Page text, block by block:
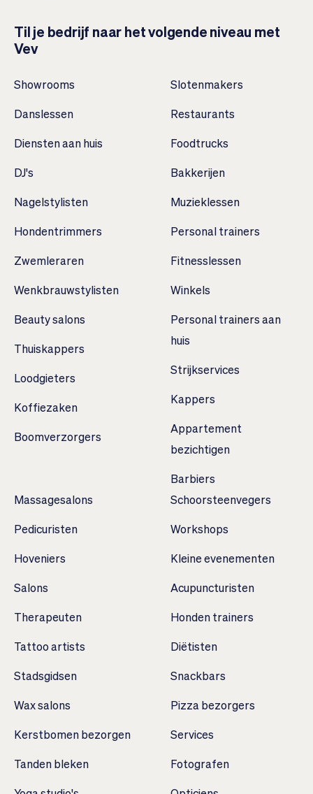
Til je bedrijf naar het volgende niveau met
Vev
Showrooms
Danslessen
Diensten aan huis
DJ's
Nagelstylisten
Hondentrimmers
Zwemleraren
Wenkbrauwstylisten
Beauty salons
Thuiskappers
Loodgieters
Koffiezaken
Boomverzorgers
Slotenmakers
Restaurants
Foodtrucks
Bakkerijen
Muzieklessen
Personal trainers
Fitnesslessen
Winkels
Personal trainers aan
huis
Strijkservices
Kappers
Appartement
bezichtigen
Barbiers
Massagesalons
Pedicuristen
Hoveniers
Salons
Therapeuten
Tattoo artists
Stadsgidsen
Wax salons
Kerstbomen bezorgen
Tanden bleken
Schoorsteenvegers
Workshops
Kleine evenementen
Acupuncturisten
Honden trainers
Diëtisten
Snackbars
Pizza bezorgers
Services
Fotografen